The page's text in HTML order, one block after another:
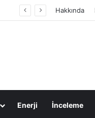
Hakkında
Enerji İnceleme